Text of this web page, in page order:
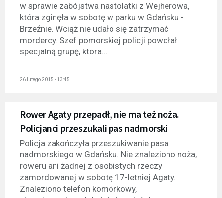
w sprawie zabójstwa nastolatki z Wejherowa,
która zginęła w sobotę w parku w Gdańsku -
Brzeźnie. Wciąż nie udało się zatrzymać
mordercy. Szef pomorskiej policji powołał
specjalną grupę, która...
26 lutego 2015 - 13:45
Rower Agaty przepadł, nie ma też noża.
Policjanci przeszukali pas nadmorski
Policja zakończyła przeszukiwanie pasa
nadmorskiego w Gdańsku. Nie znaleziono noża,
roweru ani żadnej z osobistych rzeczy
zamordowanej w sobotę 17-letniej Agaty.
Znaleziono telefon komórkowy,